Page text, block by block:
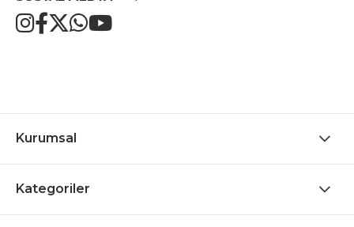
Kurumsal
Kategoriler